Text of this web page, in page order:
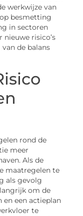
werkwijze van
op besmetting
in sectoren
nieuwe risico’s
de balans
rond de
meer
Als de
maatregelen te
als gevolg
om de
en een actieplan
te